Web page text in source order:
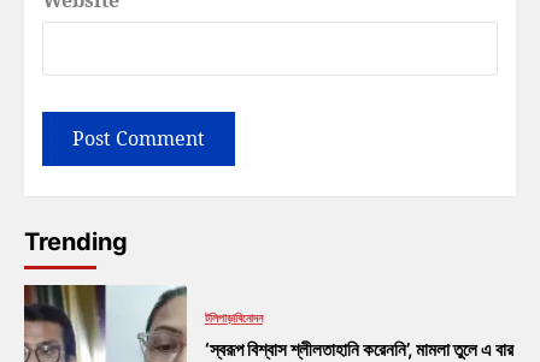
Trending
টলিপাড়াবিনোদন
‘স্বরূপ বিশ্বাস শ্লীলতাহানি করেননি’, মামলা তুলে এ বার